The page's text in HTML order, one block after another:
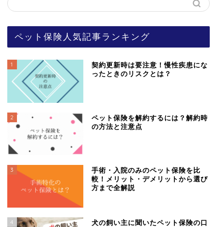
ペット保険人気記事ランキング
1
契約更新時は要注意！慢性疾患にな
ったときのリスクとは？
2
ペット保険を解約するには？解約時
の方法と注意点
3
手術・入院のみのペット保険を比
較！メリット・デメリットから選び
方まで全解説
4
犬の飼い主に聞いたペット保険の口